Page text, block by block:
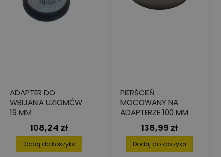
ADAPTER DO
WBIJANIA UZIOMÓW
19 MM
Cena
108,24 zł
Dodaj do koszyka
PIERŚCIEŃ
MOCOWANY NA
ADAPTERZE 100 MM
Cena
138,99 zł
Dodaj do koszyka